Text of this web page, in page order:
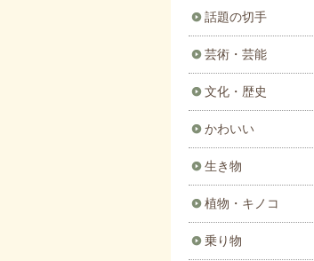
話題の切手
芸術・芸能
文化・歴史
かわいい
生き物
植物・キノコ
乗り物